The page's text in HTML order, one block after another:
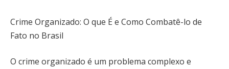
Crime Organizado: O que É e Como Combatê-lo de
Fato no Brasil
O crime organizado é um problema complexo e